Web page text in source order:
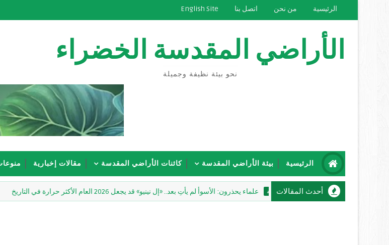
الرئيسية من نحن اتصل بنا English Site
الأراضي المقدسة الخضراء
نحو بيئة نظيفة وجميلة
الرئيسية بيئة الأراضي المقدسة كائنات الأراضي المقدسة مقالات إخبارية
أحدث المقالات
منوعات بيئية علماء يحذرون: الأسوأ لم يأتِ بعد.. «إل نينيو» قد يجعل 2026 العام الأكثر حرارة في التاريخ